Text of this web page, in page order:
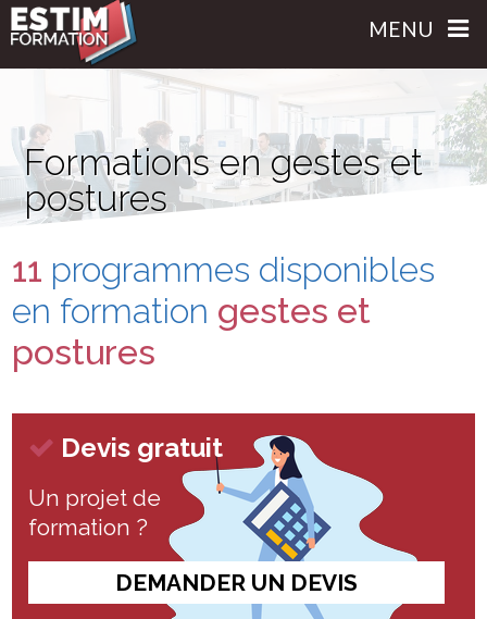
MENU
Formations en gestes et
postures
11 programmes disponibles
en formation gestes et
postures
Devis gratuit
Un projet de
formation ?
DEMANDER UN DEVIS